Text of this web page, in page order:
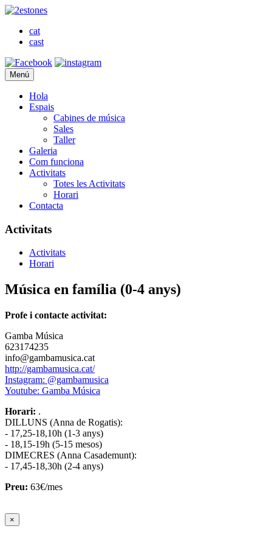
cat
cast
Menú
Hola
Espais
Cabines de música
Sales
Taller
Galeria
Com funciona
Activitats
Totes les Activitats
Horari
Contacta
Activitats
Activitats
Horari
Música en família (0-4 anys)
Profe i contacte activitat:
Gamba Música
623174235
info@gambamusica.cat
http://gambamusica.cat/
Instagram: @gambamusica
Youtube: Gamba Música
Horari: .
DILLUNS (Anna de Rogatis):
- 17,25-18,10h (1-3 anys)
- 18,15-19h (5-15 mesos)
DIMECRES (Anna Casademunt):
- 17,45-18,30h (2-4 anys)
Preu: 63€/mes
×